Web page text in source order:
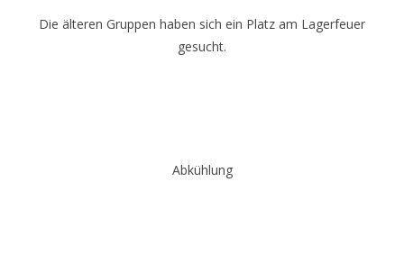
Die älteren Gruppen haben sich ein Platz am Lagerfeuer
gesucht.
Abkühlung